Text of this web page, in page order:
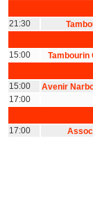
21:30
15:00
Tambourin
15:00
Avenir
17:00
17:00